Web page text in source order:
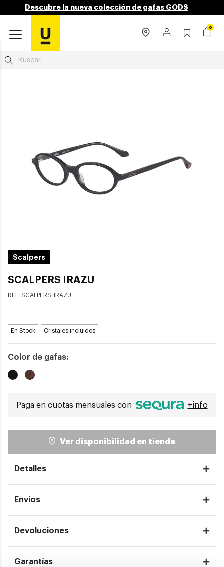
Descubre la nueva colección de gafas GODS
0
Scalpers
SCALPERS IRAZU
REF: SCALPERS-IRAZU
En Stock Cristales incluidos
Color de gafas:
Paga en cuotas mensuales con +info
Ver disponibilidad en tienda
Detalles
Envíos
Devoluciones
Garantías